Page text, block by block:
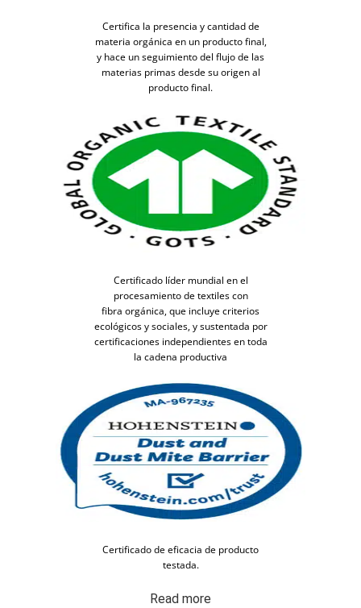
Certifica la presencia y cantidad de
materia orgánica en un producto final,
y hace un seguimiento del flujo de las
materias primas desde su origen al
producto final.
Certificado líder mundial en el
procesamiento de textiles con
fibra orgánica, que incluye criterios
ecológicos y sociales, y sustentada por
certificaciones independientes en toda
la cadena productiva
Certificado de eficacia de producto
testada.
Read more